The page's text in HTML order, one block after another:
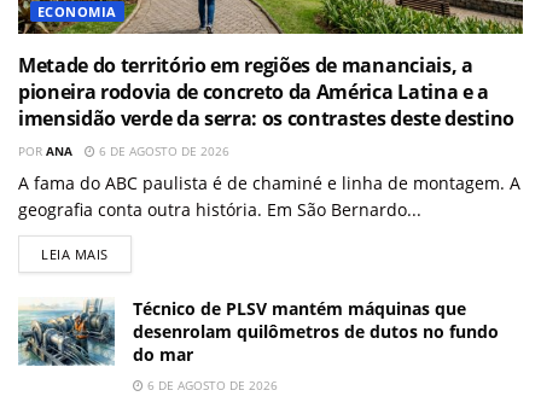
ECONOMIA
Metade do território em regiões de mananciais, a
pioneira rodovia de concreto da América Latina e a
imensidão verde da serra: os contrastes deste destino
POR ANA 6 DE AGOSTO DE 2026
A fama do ABC paulista é de chaminé e linha de montagem. A
geografia conta outra história. Em São Bernardo...
LEIA MAIS
Técnico de PLSV mantém máquinas que
desenrolam quilômetros de dutos no fundo
do mar
6 DE AGOSTO DE 2026